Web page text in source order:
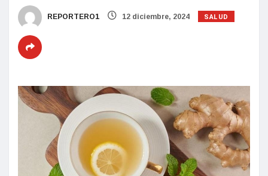
REPORTERO1 12 diciembre, 2024 SALUD